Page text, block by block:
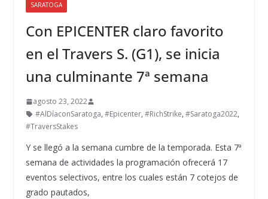
SARATOGA
Con EPICENTER claro favorito
en el Travers S. (G1), se inicia
una culminante 7ª semana
agosto 23, 2022
#AlDíaconSaratoga, #Epicenter, #RichStrike, #Saratoga2022,
#TraversStakes
Y se llegó a la semana cumbre de la temporada. Esta 7ª
semana de actividades la programación ofrecerá 17
eventos selectivos, entre los cuales están 7 cotejos de
grado pautados,